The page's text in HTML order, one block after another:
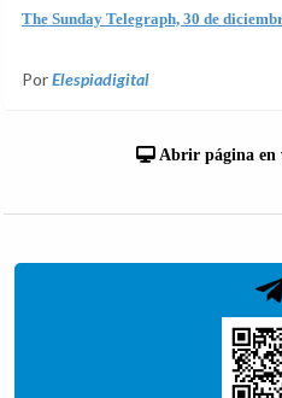
The Sunday Telegraph, 30 de
PorElespiadigital
Abrir página en